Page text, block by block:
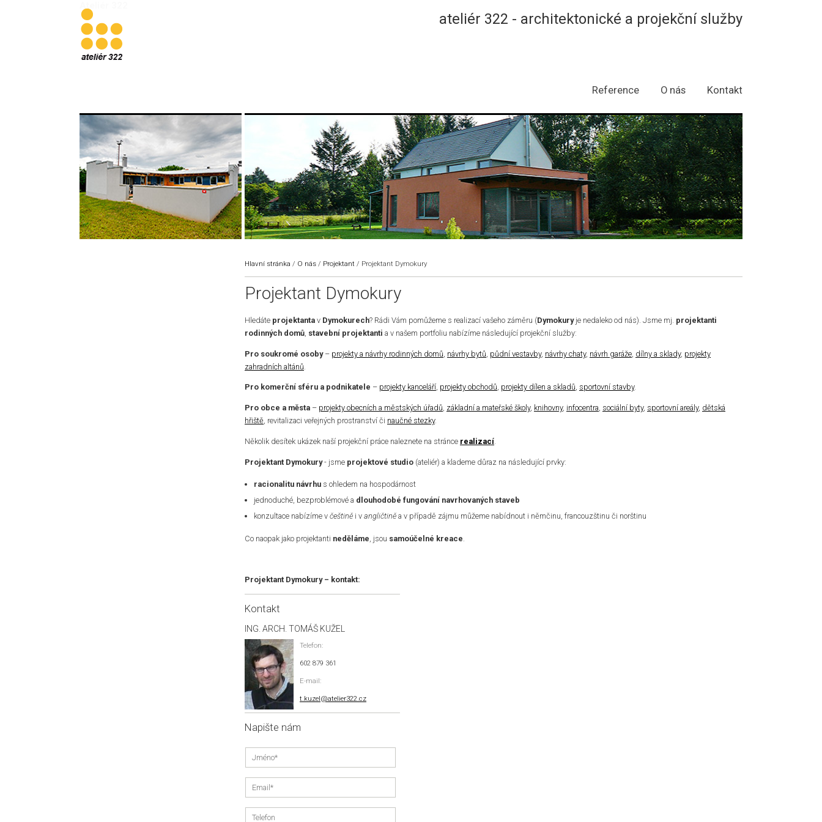
ateliér 322 - architektonické a projekční služby
Reference O nás Kontakt
Hlavní stránka / O nás / Projektant / Projektant Dymokury
Projektant Dymokury
Hledáte projektanta v Dymokurech? Rádi Vám pomůžeme s realizací vašeho záměru (Dymokuryje nedaleko od nás). Jsme mj. projektanti
rodinných domů stavební projektanti a v našem portfoliu nabízíme následující projekční služby:
Pro soukromé osoby– projekty a návrhy rodinných domů návrhy bytů půdní vestavby, návrhy chaty, návrh garáže dílny a sklady, projekty
zahradních altánů
Pro komerční sféru a podnikatele – projekty kanceláří, projekty obchodů, projekty dílen a skladů, sportovní stavby.
Pro obce a města – projekty obecních a městských úřadů, základní a mateřské školy, knihovny, infocentra, sociální byty, sportovní areály, dětská
hřiště, revitalizaci veřejných prostranství či naučné stezky.
Několik desítek ukázek naší projekční práce naleznete na stránce realizací.
Projektant Dymokury- jsme projektové studio (ateliér) a klademe důraz na následující prvky:
racionalitu návrhu s ohledem na hospodárnost
jednoduché, bezproblémové a dlouhodobé fungování navrhovaných staveb
konzultace nabízíme včeštině i vangličtině a v případě zájmu můžeme nabídnout i němčinu, francouzštinu či norštinu
Co naopak jako projektanti neděláme , jsou samoúčelné kreace
Projektant Dymokury – kontakt:
Kontakt
ING. ARCH. TOMÁŠ KUŽEL
Telefon:
602 879 361
E-mail:
t.kuzel@atelier322.cz
Napište nám